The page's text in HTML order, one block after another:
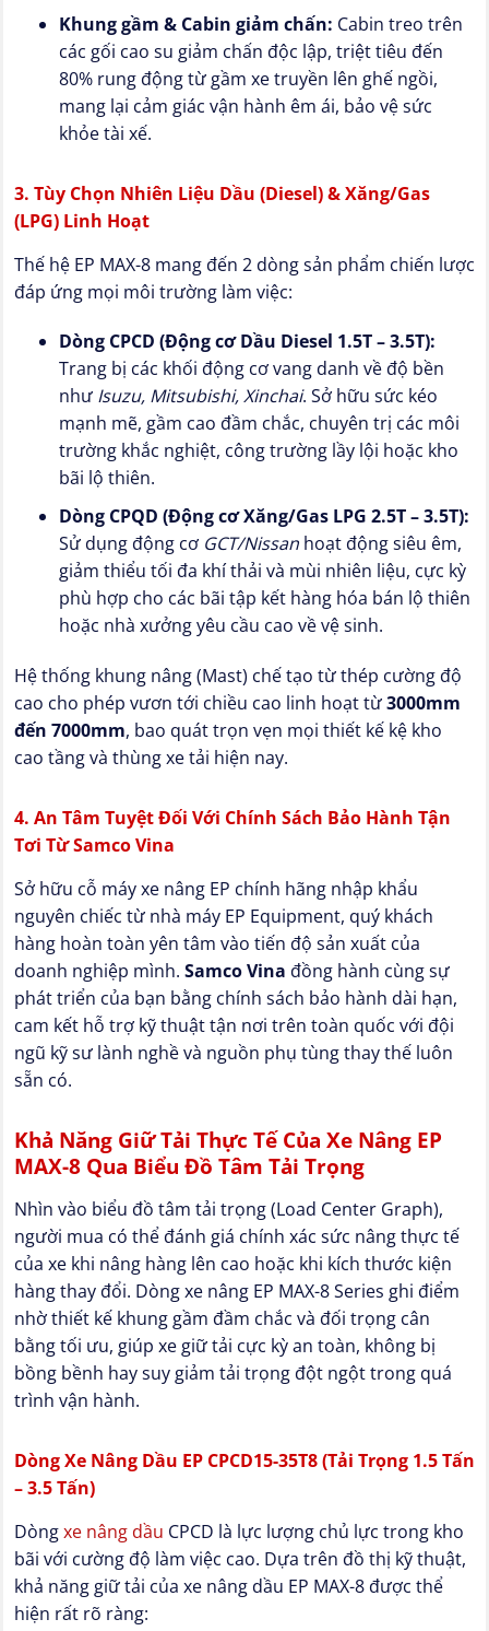
Khung gầm & Cabin giảm chấn: Cabin treo trên
các gối cao su giảm chấn độc lập, triệt tiêu đến
80% rung động từ gầm xe truyền lên ghế ngồi,
mang lại cảm giác vận hành êm ái, bảo vệ sức
khỏe tài xế.
3. Tùy Chọn Nhiên Liệu Dầu (Diesel) & Xăng/Gas
(LPG) Linh Hoạt
Thế hệ EP MAX-8 mang đến 2 dòng sản phẩm chiến lược
đáp ứng mọi môi trường làm việc:
Dòng CPCD (Động cơ Dầu Diesel 1.5T – 3.5T):
Trang bị các khối động cơ vang danh về độ bền
như Isuzu, Mitsubishi, Xinchai. Sở hữu sức kéo
mạnh mẽ, gầm cao đầm chắc, chuyên trị các môi
trường khắc nghiệt, công trường lầy lội hoặc kho
bãi lộ thiên.
Dòng CPQD (Động cơ Xăng/Gas LPG 2.5T – 3.5T):
Sử dụng động cơ GCT/Nissanhoạt động siêu êm,
giảm thiểu tối đa khí thải và mùi nhiên liệu, cực kỳ
phù hợp cho các bãi tập kết hàng hóa bán lộ thiên
hoặc nhà xưởng yêu cầu cao về vệ sinh.
Hệ thống khung nâng (Mast) chế tạo từ thép cường độ
cao cho phép vươn tới chiều cao linh hoạt từ3000mm
đến 7000mm, bao quát trọn vẹn mọi thiết kế kệ kho
cao tầng và thùng xe tải hiện nay.
4. An Tâm Tuyệt Đối Với Chính Sách Bảo Hành Tận
Tơi Từ Samco Vina
Sở hữu cỗ máy xe nâng EP chính hãng nhập khẩu
nguyên chiếc từ nhà máy EP Equipment, quý khách
hàng hoàn toàn yên tâm vào tiến độ sản xuất của
doanh nghiệp mình. Samco Vina đồng hành cùng sự
phát triển của bạn bằng chính sách bảo hành dài hạn,
cam kết hỗ trợ kỹ thuật tận nơi trên toàn quốc với đội
ngũ kỹ sư lành nghề và nguồn phụ tùng thay thế luôn
sẵn có.
Khả Năng Giữ Tải Thực Tế Của Xe Nâng EP
MAX-8 Qua Biểu Đồ Tâm Tải Trọng
Nhìn vào biểu đồ tâm tải trọng (Load Center Graph),
người mua có thể đánh giá chính xác sức nâng thực tế
của xe khi nâng hàng lên cao hoặc khi kích thước kiện
hàng thay đổi. Dòng xe nâng EP MAX-8 Series ghi điểm
nhờ thiết kế khung gầm đầm chắc và đối trọng cân
bằng tối ưu, giúp xe giữ tải cực kỳ an toàn, không bị
bồng bềnh hay suy giảm tải trọng đột ngột trong quá
trình vận hành.
Dòng Xe Nâng Dầu EP CPCD15-35T8 (Tải Trọng 1.5 Tấn
– 3.5 Tấn)
Dòngxe nâng dầu CPCD là lực lượng chủ lực trong kho
bãi với cường độ làm việc cao. Dựa trên đồ thị kỹ thuật,
khả năng giữ tải của xe nâng dầu EP MAX-8 được thể
hiện rất rõ ràng: